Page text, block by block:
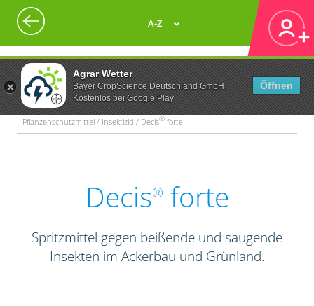
Agrar Wetter
Bayer CropScience Deutschland GmbH
Kostenlos bei Google Play
Öffnen
A-Z
Pflanzenschutzmittel / Insektizid / Decis® forte
Decis® forte
Spritzmittel gegen beißende und saugende
Insekten im Ackerbau und Grünland.